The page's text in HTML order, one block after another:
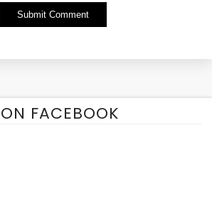
FACEBOOK